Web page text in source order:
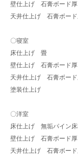
壁仕上げ 石膏ボード
天井仕上げ 石膏ボー
〇寝室
床仕上げ 畳
壁仕上げ 石膏ボード
天井仕上げ 石膏ボー
塗装仕上げ
〇洋室
床仕上げ 無垢パイン
壁仕上げ 石膏ボード
天井仕上げ 石膏ボー